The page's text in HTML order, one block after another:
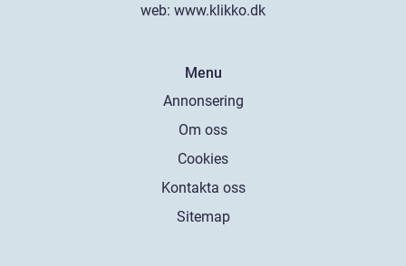
web: www.klikko.dk
Menu
Annonsering
Om oss
Cookies
Kontakta oss
Sitemap